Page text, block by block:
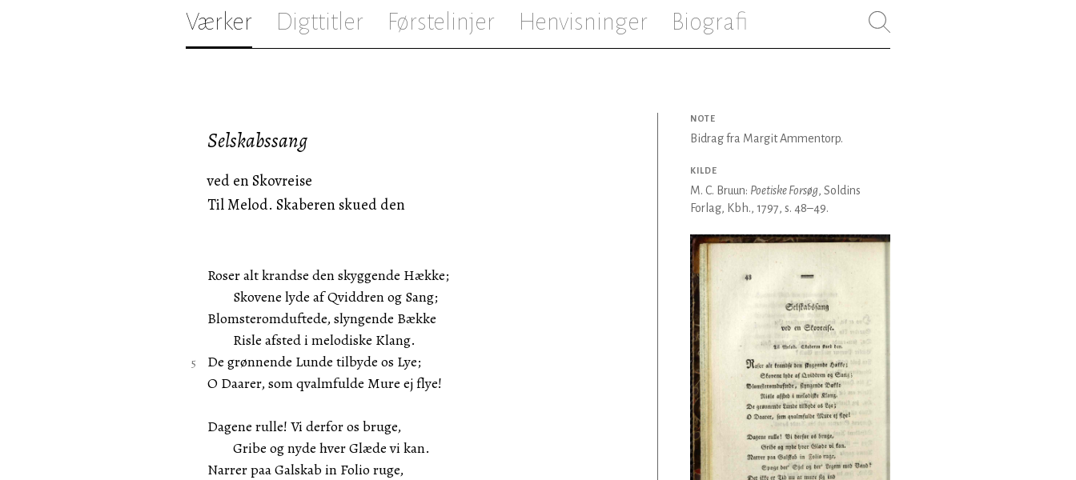
Værker Digttitler Førstelinjer Henvisninger Biografi
Selskabssang
ved en Skovreise
Til Melod. Skaberen skued den
Roser alt krandse den skyggende Hække;
Skovene lyde af Qviddren og Sang;
Blomsteromduftede, slyngende Bække
Risle afsted i melodiske Klang.
De grønnende Lunde tilbyde os Lye;
O Daarer, som qvalmfulde Mure ej flye!
Dagene rulle! Vi derfor os bruge,
Gribe og nyde hver Glæde vi kan.
Narrer paa Galskab in Folio ruge,
NOTE
Bidrag fra Margit Ammentorp.
KILDE
M. C. Bruun: Poetiske Forsøg, Soldins
Forlag, Kbh., 1797, s. 48–49.